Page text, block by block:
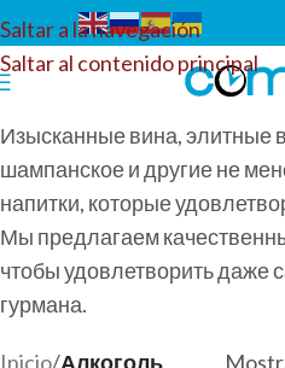
Saltar a la navegación
Saltar al contenido principal
Изысканные вина, элитные
шампанское и другие не
напитки, которые
Мы предлагаем
чтобы удовлетворить даже
гурмана.
Inicio/Алкоголь